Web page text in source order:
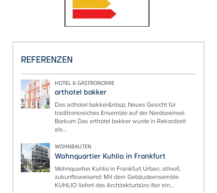
REFERENZEN
HOTEL & GASTRONOMIE
arthotel bakker
Das arthotel bakker&nbsp; Neues Gesicht für
traditionsreiches Ensemble auf der Nordseeinsel
Borkum Das arthotel bakker wurde in Rekordzeit
als...
WOHNBAUTEN
Wohnquartier Kuhlio in Frankfurt
Wohnquartier Kuhlio in Frankfurt Urban, stilvoll,
zukunftsweisend: Mit dem Gebäudeensemble
KUHLIO liefert das Architekturbüro ilter ein...